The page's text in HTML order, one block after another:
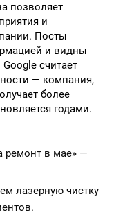
позволяет
и
Посты
и видны
считает
— компания,
более
годами.
ремонт в мае» —
лазерную чистку